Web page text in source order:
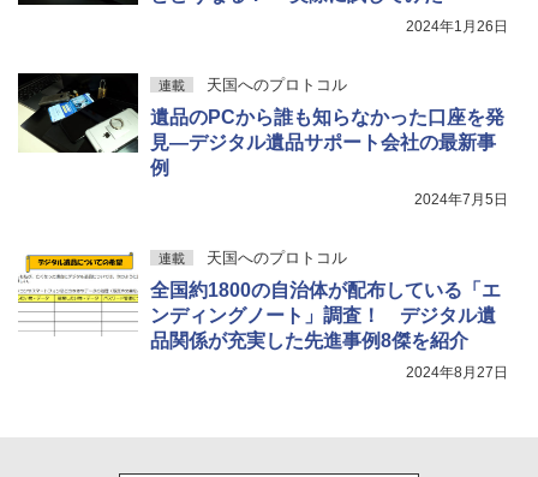
2024年1月26日
連載 天国へのプロトコル
遺品のPCから誰も知らなかった口座を発
見―デジタル遺品サポート会社の最新事
例
2024年7月5日
連載 天国へのプロトコル
全国約1800の自治体が配布している「エ
ンディングノート」調査！ デジタル遺
品関係が充実した先進事例8傑を紹介
2024年8月27日